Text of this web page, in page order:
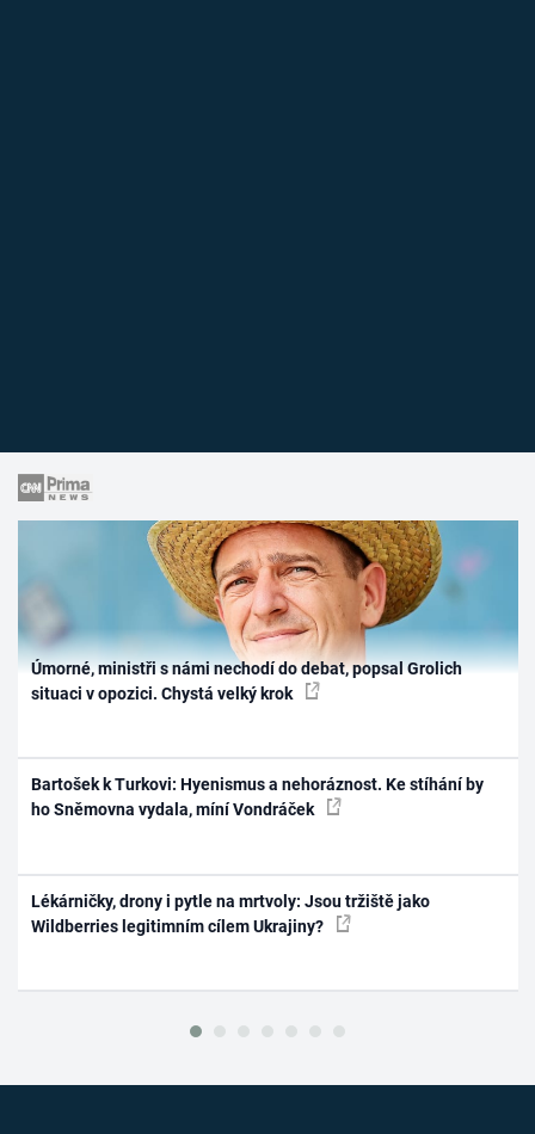
Úmorné, ministři s námi nechodí do debat, popsal Grolich
situaci v opozici. Chystá velký krok
Bartošek k Turkovi: Hyenismus a nehoráznost. Ke stíhání by
ho Sněmovna vydala, míní Vondráček
Lékárničky, drony i pytle na mrtvoly: Jsou tržiště jako
Wildberries legitimním cílem Ukrajiny?